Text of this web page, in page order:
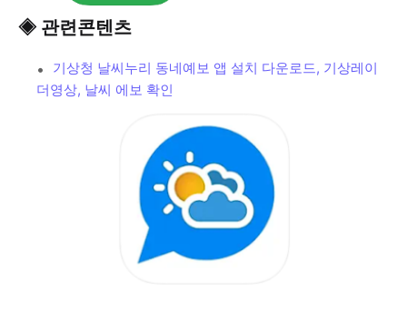
◈ 관련콘텐츠
기상청 날씨누리 동네예보 앱 설치 다운로드, 기상레이
더영상, 날씨 에보 확인